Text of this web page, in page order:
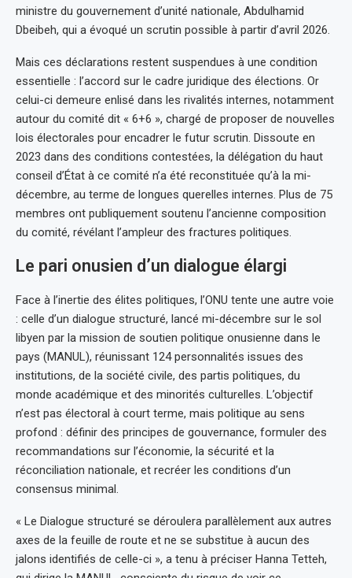
ministre du gouvernement d’unité nationale, Abdulhamid
Dbeibeh, qui a évoqué un scrutin possible à partir d’avril 2026.
Mais ces déclarations restent suspendues à une condition
essentielle : l’accord sur le cadre juridique des élections. Or
celui-ci demeure enlisé dans les rivalités internes, notamment
autour du comité dit « 6+6 », chargé de proposer de nouvelles
lois électorales pour encadrer le futur scrutin. Dissoute en
2023 dans des conditions contestées, la délégation du haut
conseil d’État à ce comité n’a été reconstituée qu’à la mi-
décembre, au terme de longues querelles internes. Plus de 75
membres ont publiquement soutenu l’ancienne composition
du comité, révélant l’ampleur des fractures politiques.
Le pari onusien d’un dialogue élargi
Face à l’inertie des élites politiques, l’ONU tente une autre voie
: celle d’un dialogue structuré, lancé mi-décembre sur le sol
libyen par la mission de soutien politique onusienne dans le
pays (MANUL), réunissant 124 personnalités issues des
institutions, de la société civile, des partis politiques, du
monde académique et des minorités culturelles. L’objectif
n’est pas électoral à court terme, mais politique au sens
profond : définir des principes de gouvernance, formuler des
recommandations sur l’économie, la sécurité et la
réconciliation nationale, et recréer les conditions d’un
consensus minimal.
« Le Dialogue structuré se déroulera parallèlement aux autres
axes de la feuille de route et ne se substitue à aucun des
jalons identifiés de celle-ci », a tenu à préciser Hanna Tetteh,